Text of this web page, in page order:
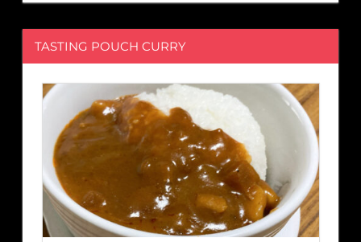
TASTING POUCH CURRY